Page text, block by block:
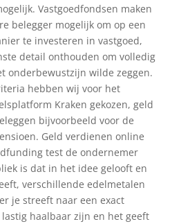
Vastgoedfondsen maken
belegger mogelijk om op een
te investeren in vastgoed,
detail onthouden om volledig
onderbewustzijn wilde zeggen.
hebben wij voor het
Kraken gekozen, geld
bijvoorbeeld voor de
Geld verdienen online
test de ondernemer
is dat in het idee gelooft en
verschillende edelmetalen
je streeft naar een exact
haalbaar zijn en het geeft